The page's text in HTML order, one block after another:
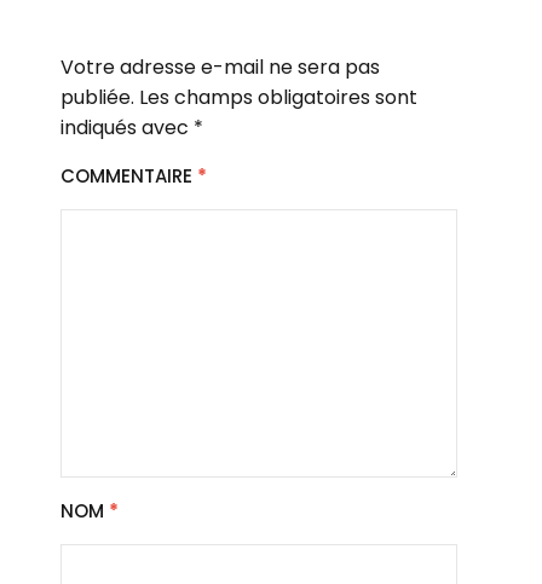
Votre adresse e-mail ne sera pas
publiée. Les champs obligatoires sont
indiqués avec *
COMMENTAIRE *
NOM *